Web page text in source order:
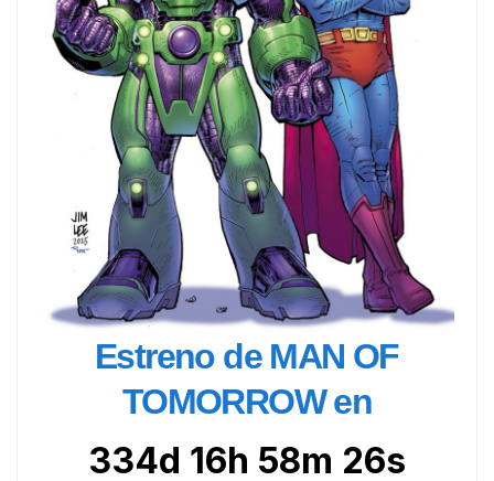
Estreno de MAN OF
TOMORROW en
334d 16h 58m 24s